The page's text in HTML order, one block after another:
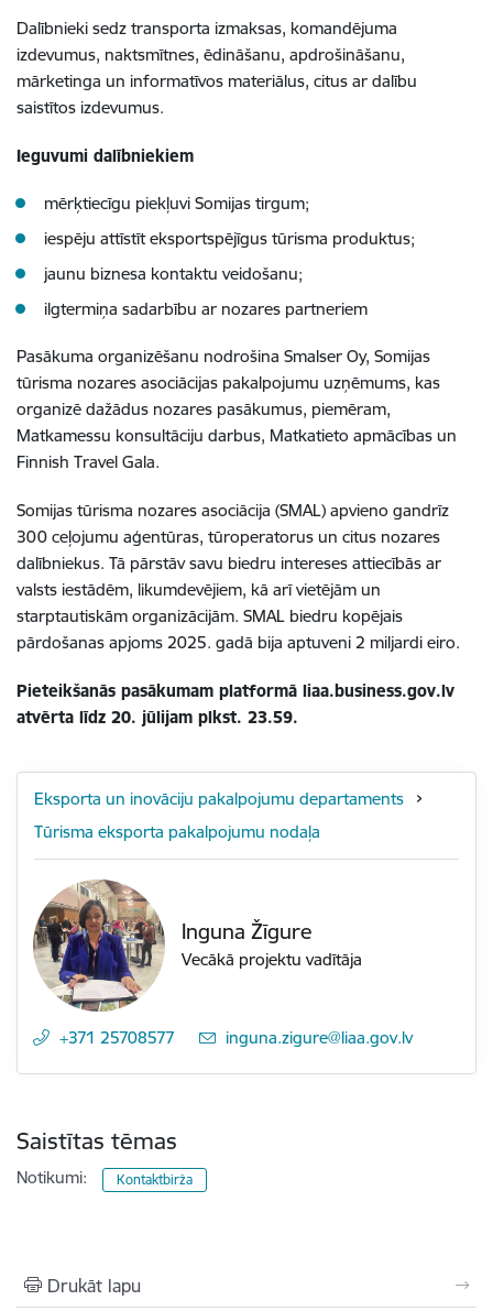
Dalībnieki sedz transporta izmaksas, komandējuma
izdevumus, naktsmītnes, ēdināšanu, apdrošināšanu,
mārketinga un informatīvos materiālus, citus ar dalību
saistītos izdevumus.
Ieguvumi dalībniekiem
mērķtiecīgu piekļuvi Somijas tirgum;
iespēju attīstīt eksportspējīgus tūrisma produktus;
jaunu biznesa kontaktu veidošanu;
ilgtermiņa sadarbību ar nozares partneriem
Pasākuma organizēšanu nodrošina Smalser Oy, Somijas
tūrisma nozares asociācijas pakalpojumu uzņēmums, kas
organizē dažādus nozares pasākumus, piemēram,
Matkamessu konsultāciju darbus, Matkatieto apmācības un
Finnish Travel Gala.
Somijas tūrisma nozares asociācija (SMAL) apvieno gandrīz
300 ceļojumu aģentūras, tūroperatorus un citus nozares
dalībniekus. Tā pārstāv savu biedru intereses attiecībās ar
valsts iestādēm, likumdevējiem, kā arī vietējām un
starptautiskām organizācijām. SMAL biedru kopējais
pārdošanas apjoms 2025. gadā bija aptuveni 2 miljardi eiro.
Pieteikšanās pasākumam platformā liaa.business.gov.lv
atvērta līdz 20. jūlijam plkst. 23.59.
Eksporta un inovāciju pakalpojumu departaments
Tūrisma eksporta pakalpojumu nodaļa
Inguna Žīgure
Vecākā projektu vadītāja
+371 25708577 E-pasts:
inguna.zigure@liaa.gov.lv
Saistītas tēmas
Notikumi: Kontaktbirža
Drukāt lapu